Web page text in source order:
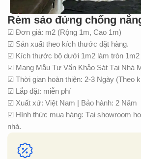
Rèm sáo đứng chống
☑ Đơn giá: m2 (Rộng 1m, Cao 1m)
☑ Sản xuất theo kích thước đặt hàng.
☑ Kích thước bộ dưới 1m2 làm tròn 1m2
☑ Mang Mẫu Tư Vấn Khảo Sát Tại Nhà
☑ Thời gian hoàn thiện: 2-3 Ngày (Theo
☑ Lắp đặt: miễn phí
☑ Xuất xứ: Việt Nam | Bảo hành: 2 Năm
☑ Hình thức mua hàng: Tại showroom
nhà.